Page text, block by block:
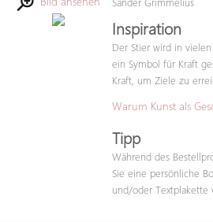
Sander Grimmelius
Inspiration
Der Stier wird in
ein Symbol für Kraft
Kraft, um Ziele zu
Warum Kunst als
Tipp
Während des
Sie eine persönliche
und/oder Textplakette